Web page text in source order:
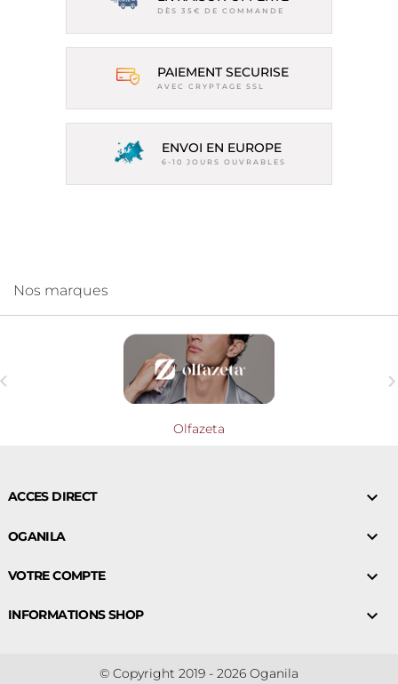
DÈS 35€ DE COMMANDE
PAIEMENT SECURISE
AVEC CRYPTAGE SSL
ENVOI EN EUROPE
6-10 JOURS OUVRABLES
Nos marques
Olfazeta
ACCES DIRECT 
OGANILA 
VOTRE COMPTE 
INFORMATIONS SHOP 
© Copyright 2019 - 2026 Oganila